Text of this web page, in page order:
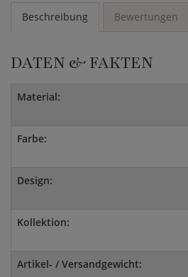
Beschreibung Bewertungen
DATEN & FAKTEN
Material:
Farbe:
Design:
Kollektion:
Artikel- / Versandgewicht: